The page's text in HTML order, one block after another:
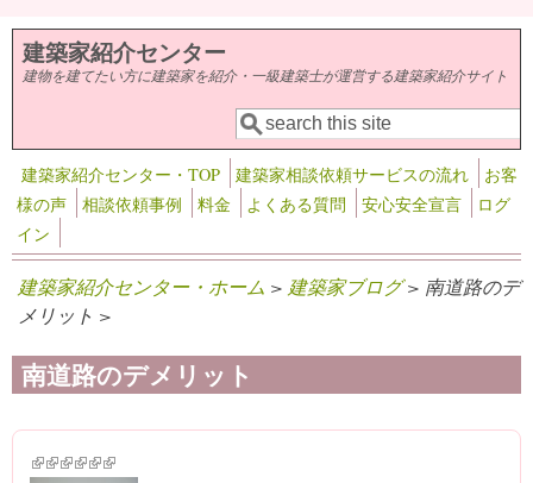
メインコンテンツに移動
建築家紹介センター
建物を建てたい方に建築家を紹介・一級建築士が運営する建築家紹介サイト
検索フォーム
検索
建築家紹介センター・TOP 建築家相談依頼サービスの流れ
お客
様の声
相談依頼事例 料金 よくある質問 安心安全宣言
ログ
イン
建築家紹介センター・ホーム > 建築家ブログ> 南道路のデ
メリット >
南道路のデメリット
(link is external)
(link is external)
(link is external)
(link is external)
(link is external)
(link is external)